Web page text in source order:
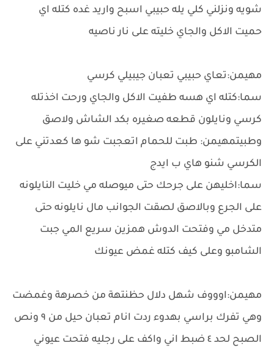
شويه ونزلني كلي يله حبيبي اسبح واريد غده كتله اي
حميت الاكل والجاي خليته على نار ناصيه
مهيمن:تعاي حبيبي تعبان جيبيلي كرسي
سما:كتله اي هسه طفيت الاكل والجاي ورحت اخذتله
كرسي ونايلون قطعه صغيره بكد الشاش ولاصق
وطبيتمهيمن: طبت للحمام اتعجبت شو ها كعدتني على
الكرسي شنو هاي ب ايدج
سما:اخليهن على جرحك حتى ميوصله مي خليت النايلونه
على الجرع وبالاصق لصقت الجوانب مال نايلونه حتى
متدخل مي وفتحت الدوش همزين سريع المي جبت
الشامبو وعلى كيف كتله غمض عيونك
مهيمن:اوووف شهل دلال حظنتهة من خصرهة وغمضت
وهي تفرك براسي بهدوء ردت انام تعبان حيل من ٩ ونص
الصبح لحد ٤ ضبط اني واكف على رجليه فتحت عيوني